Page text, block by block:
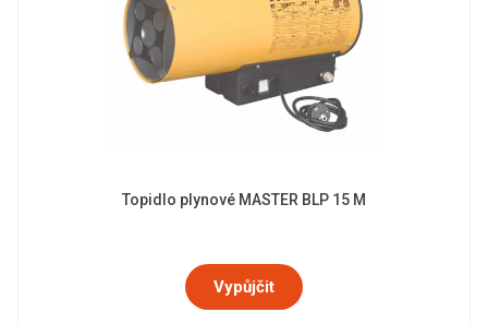
Topidlo plynové MASTER BLP 15 M
Vypůjčit